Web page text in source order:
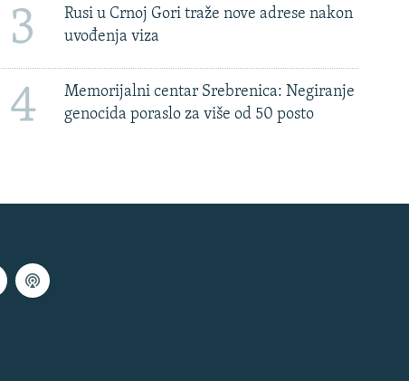
3
Rusi u Crnoj Gori traže nove adrese nakon
uvođenja viza
4
Memorijalni centar Srebrenica: Negiranje
genocida poraslo za više od 50 posto